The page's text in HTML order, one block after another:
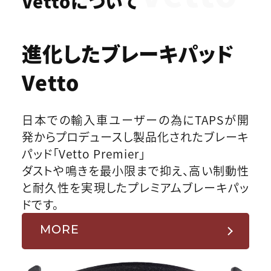
進化したブレーキパッド
Vetto
日本での輸入車ユーザーの為にTAPSが開
発からプロデュースし製品化されたブレーキ
パッド「Vetto Premier」
ダストや鳴きを最小限まで抑え、高い制動性
と耐久性を実現したプレミアムブレーキパッ
ドです。
MORE